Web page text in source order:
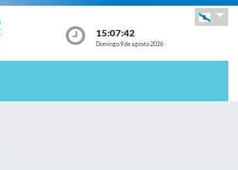
15:07:42
Domingo 9 de agosto 2026